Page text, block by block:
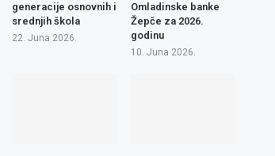
generacije osnovnih i
srednjih škola
22. Juna 2026.
Omladinske banke
Žepče za 2026.
godinu
10. Juna 2026.